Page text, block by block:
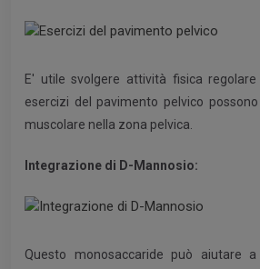
E' utile svolgere attività fisica
esercizi del pavimento pelvico
muscolare nella zona pelvica.
Integrazione di D-Mannosio:
Questo monosaccaride può aiutare